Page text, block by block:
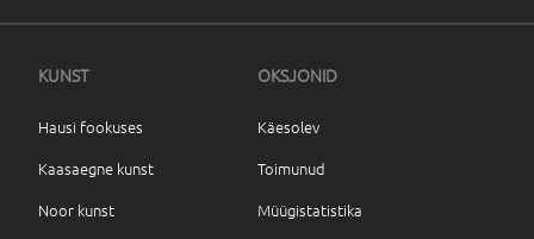
KUNST
Hausi fookuses
Kaasaegne kunst
Noor kunst
OKSJONID
Käesolev
Toimunud
Müügistatistika